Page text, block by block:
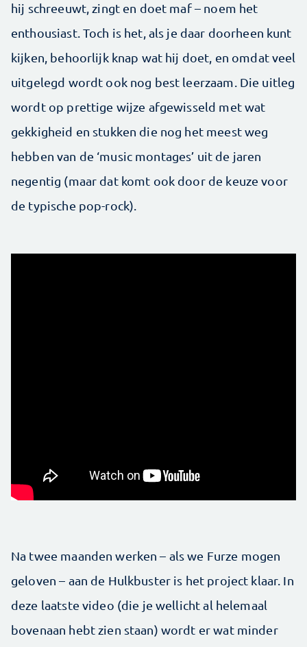
hij schreeuwt, zingt en doet maf – noem het
enthousiast. Toch is het, als je daar doorheen kunt
kijken, behoorlijk knap wat hij doet, en omdat veel
uitgelegd wordt ook nog best leerzaam. Die uitleg
wordt op prettige wijze afgewisseld met wat
gekkigheid en stukken die nog het meest weg
hebben van de ‘music montages’ uit de jaren
negentig (maar dat komt ook door de keuze voor
de typische pop-rock).
Na twee maanden werken – als we Furze mogen
geloven – aan de Hulkbuster is het project klaar. In
deze laatste video (die je wellicht al helemaal
bovenaan hebt zien staan) wordt er wat minder